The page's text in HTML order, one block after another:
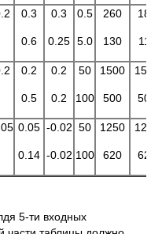
0.3
0.6
0.3
0.25
0.5
5.0
260
130
180
115
0.2
0.5
0.2
0.2
50
100
1500
500
1500
500
0.05
0.14
-0.02
-0.02
50
100
1250
620
1250
620
5-ти входных